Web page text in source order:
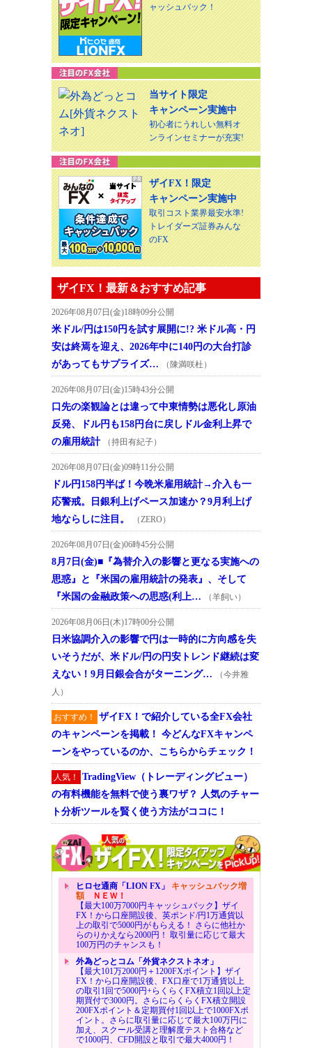
ャッシュバック！
当サイト限定
キャンペーン実施中
初心者にうれしい無料オ
ンラインセミナーが充実!
ザイFX！限定
キャンペーン実施中
取引コスト業界最安水準!
トレイダーズ証券みんな
のFX
ザイFX！最新＆おすすめ記事
2026年08月07日(金)18時09分公開
米ドル/円は150円を試す展開に!? 米ドル高・円
安は終焉を迎え、2026年中に140円の大台打診
があってもサプライズ…
（陳満咲杜）
2026年08月07日(金)15時43分公開
口先の楽観論とは違って中東情勢は悪化し原油
反発、ドル円も158円台に戻しドル金利上昇で
の雇用統計
（持田有紀子）
2026年08月07日(金)09時11分公開
ドル円158円半ば！今晩米雇用統計→介入も一
応警戒。日銀利上げペース加速か？9月利上げ
地ならしに注目。
（ZERO）
2026年08月07日(金)06時45分公開
8月7日(金)■『為替介入の影響と更なる実施への
思惑』と『米国の雇用統計の発表』、そして
『米国の金融政策への思惑(利上…
（羊飼い）
2026年08月06日(木)17時00分公開
日米協調介入の影響で円は一時的に方向感を失
いそうだが、米ドル/円の円安トレンド継続は変
えない！9月日銀会合がターニング…
（今井雅
人）
おすすめ！
ザイFX！で紹介している全FX会社
のキャンペーンを掲載！ 今どんなFXキャンペ
ーンをやっているのか、こちらからチェック！
人気！
TradingView（トレーディングビュー）
の有料機能を無料で使う裏ワザ？ 人気のチャー
ト分析ツールを賢く使う方法がココに！
ヒロセ通商「LION FX」 キャッシュバック増
額ＮＥＷ！
【最大100万7000円キャッシュバック】ザイ
FX！から口座開設後、英ポンド/円1万通貨以
上の取引で5000円がもらえる！ さらに他社か
らのりかえなら2000円！ 取引量に応じて最大
100万円のチャンスも！
外為どっとコム「外貨ネクストネオ」
【最大101万2000円＋1200FXポイント】ザイ
FX！から口座開設後、FX口座で1万通貨以上
の取引1回で5000円+らくらくFX積立1回以上定
期買付で3000円。さらにらくらくFX積立開設
200FXポイント＆定期買付1回以上で1000FXポ
イント。さらに取引量に応じて最大100万円に
加え、スクール受講と理解度テスト合格など
で1000円、CFD開設と取引で最大4000円！